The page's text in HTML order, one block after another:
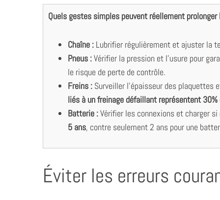
Quels gestes simples peuvent réellement
Chaîne : Lubrifier régulièrement et ajuster la
Pneus :Vérifier la pression et l’usure pour
le risque de perte de contrôle.
Freins : Surveiller l’épaisseur des plaquettes
liés à un freinage défaillant représentent 30%
Batterie :Vérifier les connexions et charger
5 ans, contre seulement 2 ans pour une
Éviter les erreurs